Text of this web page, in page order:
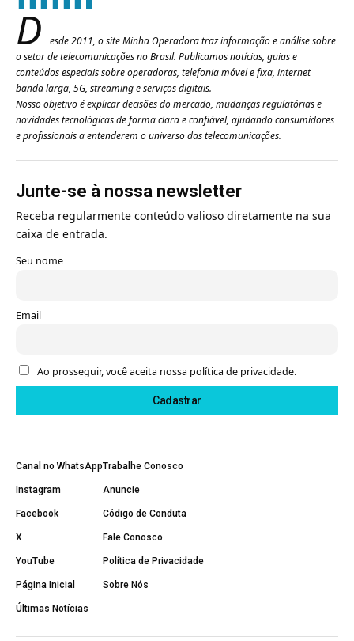
D
esde 2011, o site Minha Operadora traz informação e análise sobre
o setor de telecomunicações no Brasil. Publicamos notícias, guias e
conteúdos especiais sobre operadoras, telefonia móvel e fixa, internet
banda larga, 5G, streaming e serviços digitais.
Nosso objetivo é explicar decisões do mercado, mudanças regulatórias e
novidades tecnológicas de forma clara e confiável, ajudando consumidores
e profissionais a entenderem o universo das telecomunicações.
Junte-se à nossa newsletter
Receba regularmente conteúdo valioso diretamente na sua
caixa de entrada.
Seu nome
Email
Ao prosseguir, você aceita nossa política de privacidade.
Canal no WhatsApp
Instagram
Facebook
X
YouTube
Página Inicial
Últimas Notícias
Trabalhe Conosco
Anuncie
Código de Conduta
Fale Conosco
Política de Privacidade
Sobre Nós